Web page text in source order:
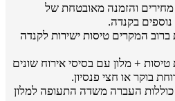
והזמנה מאובטחת של
נוספים בקנדה.
ברוב המקרים טיסות ישירות לקנדה
+ מלון עם בסיסי אירוח שונים
בוקר או חצי פנסיון.
העברה משדה התעופה למלון